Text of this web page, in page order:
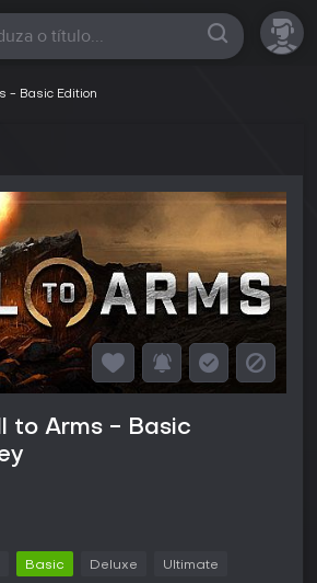
- Basic Edition
to Arms - Basic
Basic Deluxe Ultimate